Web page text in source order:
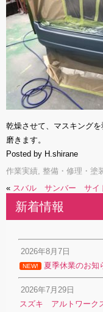
乾燥させて、マスキングを
磨きます。
Posted by H.shirane
作業実績, 整備・修理・塗
« スバル サンバー サイ
新着情報
2026年8月7日
NEW! 夏季休業のお知
2026年7月29日
スズキ アルトワーク